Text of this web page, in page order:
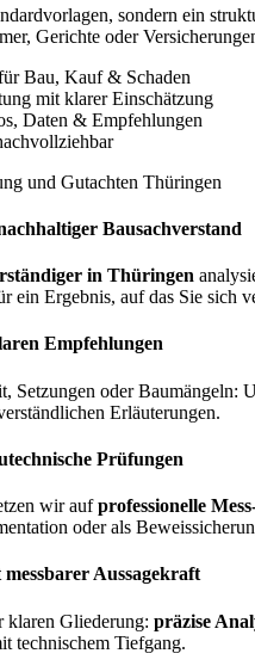
sondern ein
Gerichte oder
Bau, Kauf & Schaden
mit klarer Einschätzung
Daten & Empfehlungen
Bausachverstand
in Thüringen
ein Ergebnis, auf das Sie sich
Empfehlungen
Setzungen oder Baumängeln:
Erläuterungen.
Prüfungen
wir aufprofessionelle
oder als
Aussagekraft
klaren Gliederung: präzise
technischem Tiefgang.